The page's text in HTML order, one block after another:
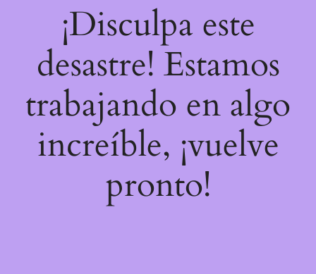
¡Disculpa este
desastre! Estamos
trabajando en algo
increíble, ¡vuelve
pronto!